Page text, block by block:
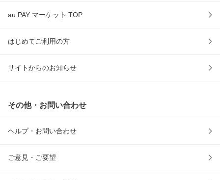
au PAY マーケット TOP
はじめてご利用の方
サイトからのお知らせ
その他・お問い合わせ
ヘルプ・お問い合わせ
ご意見・ご要望